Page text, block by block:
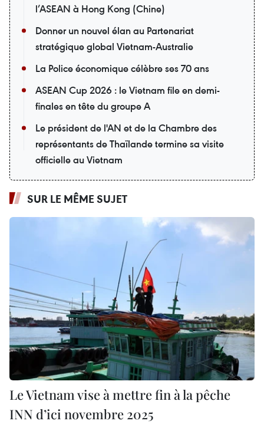
l’ASEAN à Hong Kong (Chine)
Donner un nouvel élan au Partenariat
stratégique global Vietnam-Australie
La Police économique célèbre ses 70 ans
ASEAN Cup 2026 : le Vietnam file en demi-
finales en tête du groupe A
Le président de l'AN et de la Chambre des
représentants de Thaïlande termine sa visite
officielle au Vietnam
SUR LE MÊME SUJET
Le Vietnam vise à mettre fin à la pêche
INN d’ici novembre 2025